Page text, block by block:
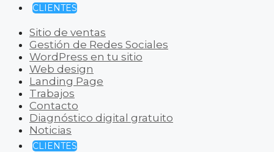
CLIENTES
Sitio de ventas
Gestión de Redes Sociales
WordPress en tu sitio
Web design
Landing Page
Trabajos
Contacto
Diagnóstico digital gratuito
Noticias
CLIENTES